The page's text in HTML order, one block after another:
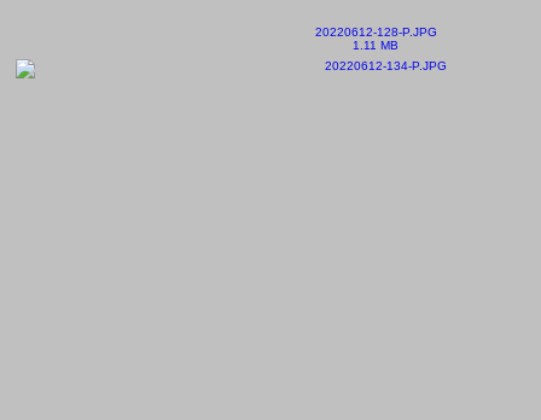
20220612-128-P.JPG
1.11 MB